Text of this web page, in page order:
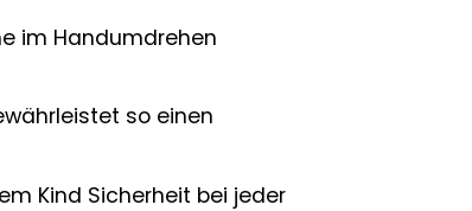
im Handumdrehen
so einen
Kind Sicherheit bei jeder